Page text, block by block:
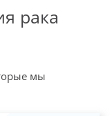
рака
мы